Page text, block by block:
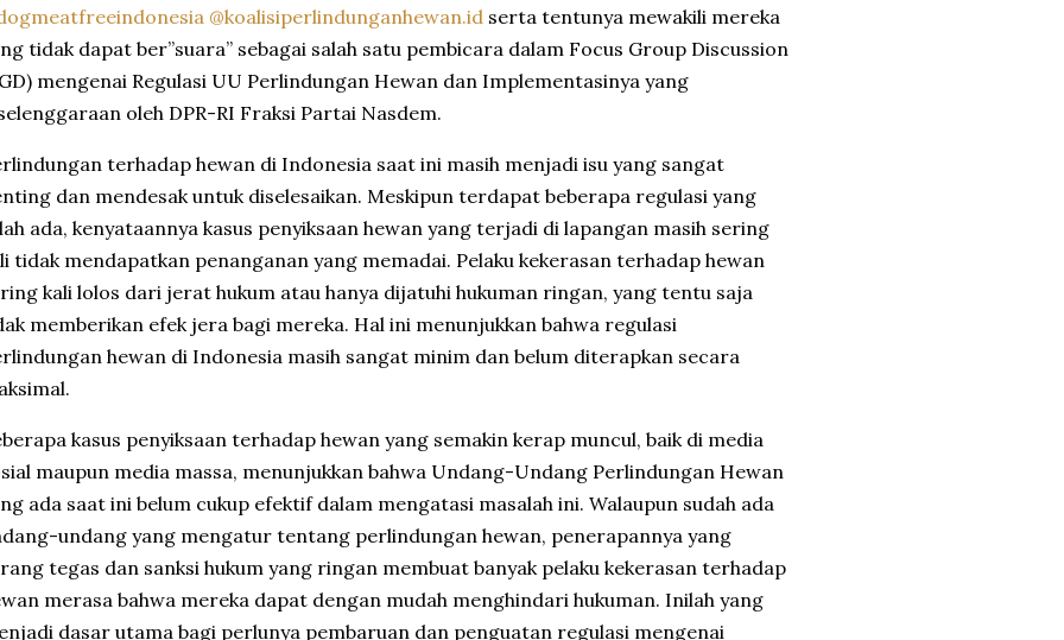
@koalisiperlindunganhewan.id serta tentunya mewakili mereka
tidak dapat ber”suara” sebagai salah satu pembicara dalam Focus Group Discussion
mengenai Regulasi UU Perlindungan Hewan dan Implementasinya yang
oleh DPR-RI Fraksi Partai Nasdem.
terhadap hewan di Indonesia saat ini masih menjadi isu yang sangat
dan mendesak untuk diselesaikan. Meskipun terdapat beberapa regulasi yang
ada, kenyataannya kasus penyiksaan hewan yang terjadi di lapangan masih sering
tidak mendapatkan penanganan yang memadai. Pelaku kekerasan terhadap hewan
kali lolos dari jerat hukum atau hanya dijatuhi hukuman ringan, yang tentu saja
memberikan efek jera bagi mereka. Hal ini menunjukkan bahwa regulasi
hewan di Indonesia masih sangat minim dan belum diterapkan secara
kasus penyiksaan terhadap hewan yang semakin kerap muncul, baik di media
maupun media massa, menunjukkan bahwa Undang-Undang Perlindungan Hewan
ada saat ini belum cukup efektif dalam mengatasi masalah ini. Walaupun sudah ada
undang yang mengatur tentang perlindungan hewan, penerapannya yang
tegas dan sanksi hukum yang ringan membuat banyak pelaku kekerasan terhadap
merasa bahwa mereka dapat dengan mudah menghindari hukuman. Inilah yang
dasar utama bagi perlunya pembaruan dan penguatan regulasi mengenai